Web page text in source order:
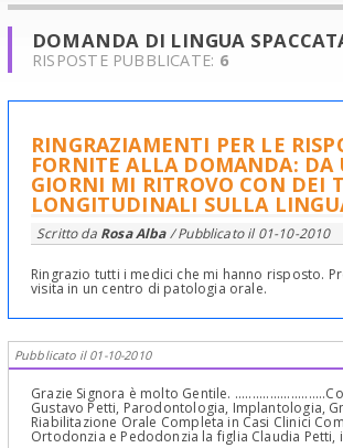
DOMANDA DI LINGUA
RISPOSTE PUBBLICATE: 6
RINGRAZIAMENTI PER LE
FORNITE ALLA DOMANDA: DA
GIORNI MI RITROVO CON DEI
LONGITUDINALI SULLA
Scritto da Rosa Alba/ Pubblicato il 01-10-2010
Ringrazio tutti i medici che mi hanno risposto.
visita in un centro di patologia orale.
Pubblicato il 01-10-2010
Grazie Signora è molto Gentile.
Gustavo Petti, Parodontologia, Implantologia,
Riabilitazione Orale Completa in Casi Clinici
Ortodonzia e Pedodonzia la figlia Claudia Petti,